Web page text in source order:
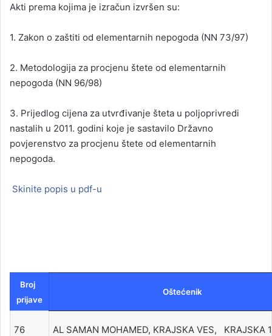
Akti prema kojima je izračun izvršen su:
1. Zakon o zaštiti od elementarnih nepogoda (NN 73/97)
2. Metodologija za procjenu štete od elementarnih
nepogoda (NN 96/98)
3. Prijedlog cijena za utvrđivanje šteta u poljoprivredi
nastalih u 2011. godini koje je sastavilo Državno
povjerenstvo za procjenu štete od elementarnih
nepogoda.
Skinite popis u pdf-u
Broj
prijave
Oštećenik
76 AL SAMAN MOHAMED, KRAJSKA VES, KRAJSKA